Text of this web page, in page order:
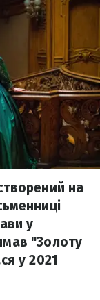
на
у
"Золоту
у 2021